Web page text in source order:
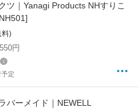
ツ｜Yanagi Products NHすりこ
料)
円
定
バーメイド｜NEWELL